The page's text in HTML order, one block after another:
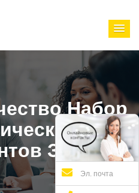
Набор
Завод
Эл. почта